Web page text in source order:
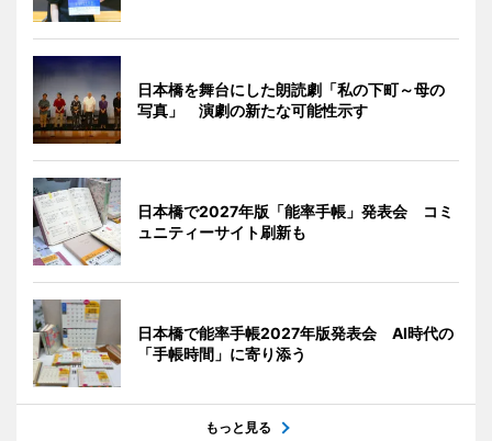
日本橋を舞台にした朗読劇「私の下町～母の
写真」 演劇の新たな可能性示す
日本橋で2027年版「能率手帳」発表会 コミ
ュニティーサイト刷新も
日本橋で能率手帳2027年版発表会 AI時代の
「手帳時間」に寄り添う
もっと見る